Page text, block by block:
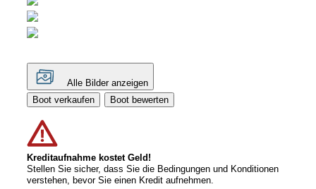
Alle Bilder anzeigen
Boot verkaufen
Boot bewerten
Kreditaufnahme kostet Geld!
Stellen Sie sicher, dass Sie die Bedingungen und Konditionen
verstehen, bevor Sie einen Kredit aufnehmen.